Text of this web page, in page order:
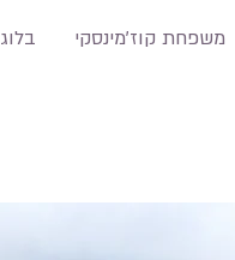
בלוג משפחת קוז'מינסקי